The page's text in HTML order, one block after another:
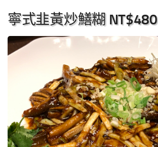
寧式韭黃炒鱔糊 NT$480